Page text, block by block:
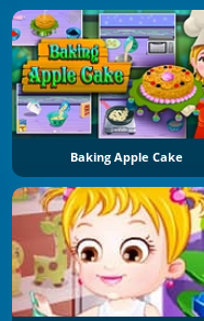
Baking Apple Cake